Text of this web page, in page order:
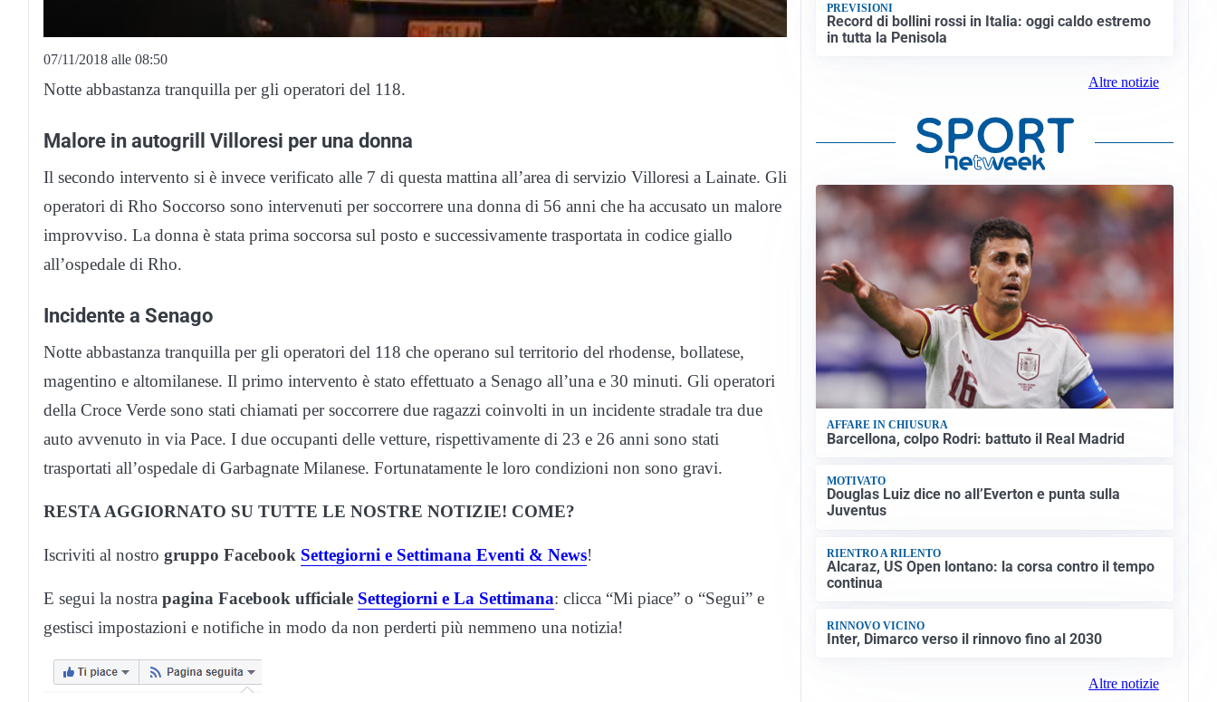
07/11/2018 alle 08:50
Notte abbastanza tranquilla per gli operatori del 118.
Malore in autogrill Villoresi per una donna
Il secondo intervento si è invece verificato alle 7 di questa mattina all’area di servizio Villoresi a Lainate. Gli
operatori di Rho Soccorso sono intervenuti per soccorrere una donna di 56 anni che ha accusato un malore
improvviso. La donna è stata prima soccorsa sul posto e successivamente trasportata in codice giallo
all’ospedale di Rho.
Incidente a Senago
Notte abbastanza tranquilla per gli operatori del 118 che operano sul territorio del rhodense, bollatese,
magentino e altomilanese. Il primo intervento è stato effettuato a Senago all’una e 30 minuti. Gli operatori
della Croce Verde sono stati chiamati per soccorrere due ragazzi coinvolti in un incidente stradale tra due
auto avvenuto in via Pace. I due occupanti delle vetture, rispettivamente di 23 e 26 anni sono stati
trasportati all’ospedale di Garbagnate Milanese. Fortunatamente le loro condizioni non sono gravi.
RESTA AGGIORNATO SU TUTTE LE NOSTRE NOTIZIE! COME?
Iscriviti al nostro gruppo Facebook Settegiorni e Settimana Eventi & News!
E segui la nostra pagina Facebook ufficiale Settegiorni e La Settimana: clicca “Mi piace” o “Segui” e
gestisci impostazioni e notifiche in modo da non perderti più nemmeno una notizia!
PREVISIONI
Record di bollini rossi in Italia: oggi caldo estremo
in tutta la Penisola
Altre notizie
AFFARE IN CHIUSURA
Barcellona, colpo Rodri: battuto il Real Madrid
MOTIVATO
Douglas Luiz dice no all’Everton e punta sulla
Juventus
RIENTRO A RILENTO
Alcaraz, US Open lontano: la corsa contro il tempo
continua
RINNOVO VICINO
Inter, Dimarco verso il rinnovo fino al 2030
Altre notizie